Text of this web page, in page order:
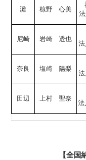
灘 椋野 心美
尼崎 岩崎 透也
奈良 塩崎 陽梨
田辺 上村 聖奈
【全国